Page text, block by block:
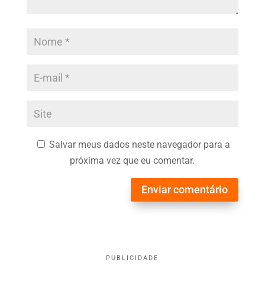
Salvar meus dados neste navegador para a
próxima vez que eu comentar.
Enviar comentário
PUBLICIDADE